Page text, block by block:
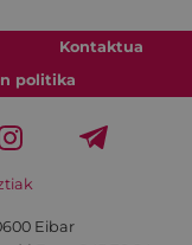
Kontaktua
politika
Eibar